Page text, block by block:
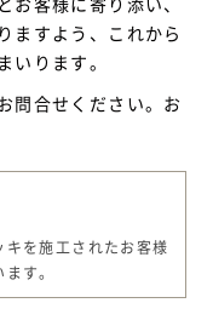
ますよう、これから
ります。
問合せください。お
を施工されたお客様
す。